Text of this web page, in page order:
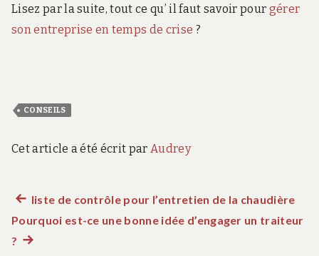
Lisez par la suite, tout ce qu’ il faut savoir pour gérer
son entreprise en temps de crise ?
CONSEILS
Cet article a été écrit par Audrey
Navigation
de
Article
précédent :
liste de contrôle pour l’entretien de la chaudière
Pourquoi est-ce une bonne idée d’engager un traiteur
? Article